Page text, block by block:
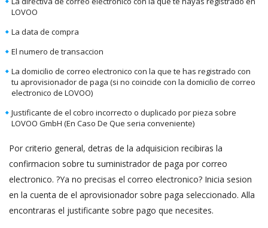
LOVOO
La data de compra
El numero de transaccion
La domicilio de correo electronico con la que te has registrado con
tu aprovisionador de paga (si no coincide con la domicilio de correo
electronico de LOVOO)
Justificante de el cobro incorrecto o duplicado por pieza sobre
LOVOO GmbH (En Caso De Que seri­a conveniente)
Por criterio general, detras de la adquisicion recibiras la
confirmacion sobre tu suministrador de paga por correo
electronico. ?Ya no precisas el correo electronico? Inicia sesion
en la cuenta de el aprovisionador sobre paga seleccionado. Alla
encontraras el justificante sobre pago que necesites.